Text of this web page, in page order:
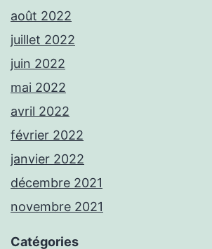
août 2022
juillet 2022
juin 2022
mai 2022
avril 2022
février 2022
janvier 2022
décembre 2021
novembre 2021
Catégories